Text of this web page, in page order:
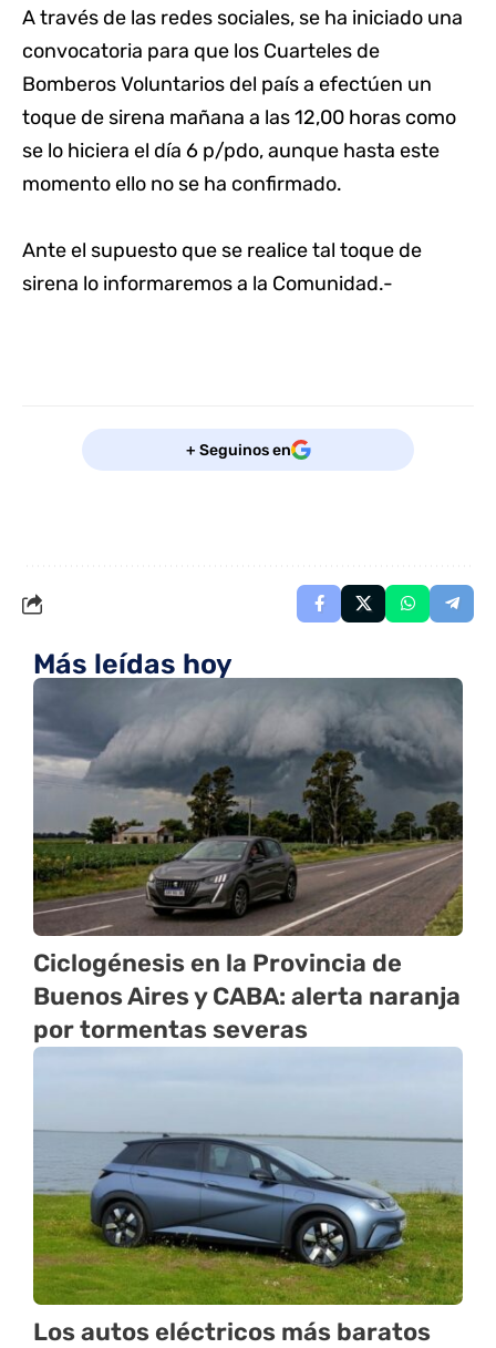
A través de las redes sociales, se ha iniciado una
convocatoria para que los Cuarteles de
Bomberos Voluntarios del país a efectúen un
toque de sirena mañana a las 12,00 horas como
se lo hiciera el día 6 p/pdo, aunque hasta este
momento ello no se ha confirmado.
Ante el supuesto que se realice tal toque de
sirena lo informaremos a la Comunidad.-
+ Seguinos en
Más leídas hoy
Ciclogénesis en la Provincia de
Buenos Aires y CABA: alerta naranja
por tormentas severas
Los autos eléctricos más baratos